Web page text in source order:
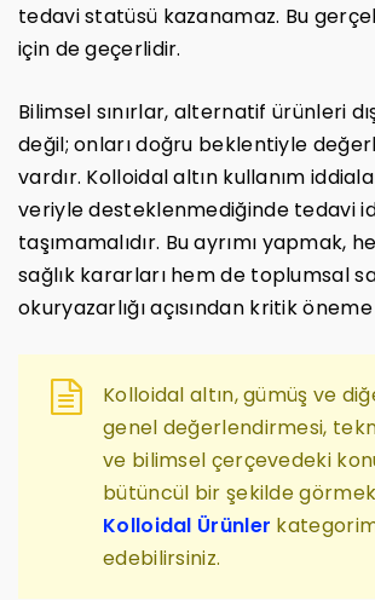
tedavi statüsü kazanamaz. Bu
için de geçerlidir.
Bilimsel sınırlar, alternatif ürünleri
değil; onları doğru beklentiyle
vardır. Kolloidal altın kullanım
veriyle desteklenmediğinde tedavi
taşımamalıdır. Bu ayrımı yapmak,
sağlık kararları hem de toplumsal
okuryazarlığı açısından kritik
Kolloidal altın, gümüş ve
genel değerlendirmesi,
ve bilimsel çerçevedeki
bütüncül bir şekilde
Kolloidal Ürünler
edebilirsiniz.